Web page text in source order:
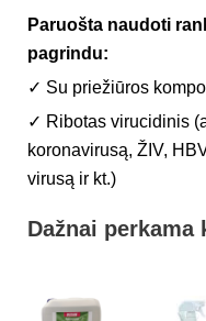
Paruošta naudoti
pagrindu:
✓ Su priežiūros
✓ Ribotas virucidinis
koronavirusą, ŽIV,
virusą ir kt.)
Dažnai perkama